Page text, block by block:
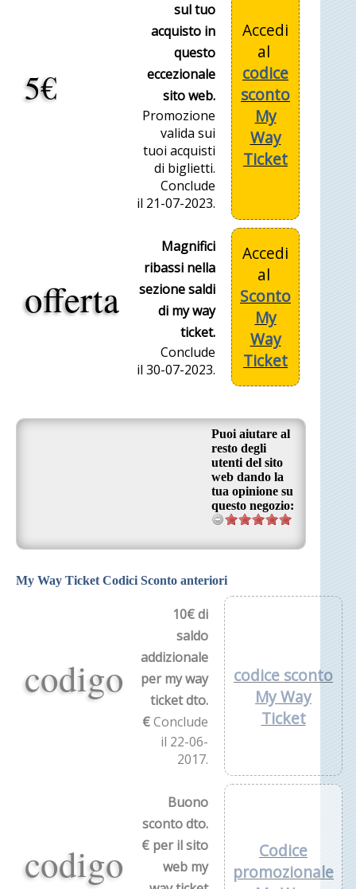
5€
sul tuo
acquisto in
questo
eccezionale
sito web.
Promozione
valida sui
tuoi acquisti
di biglietti.
Conclude
il 21-07-2023.
Accedi
al
codice
sconto
My
Way
Ticket
offerta
Magnifici
ribassi nella
sezione saldi
di my way
ticket.
Conclude
il 30-07-2023.
Accedi
al
Sconto
My
Way
Ticket
Puoi aiutare al
resto degli
utenti del sito
web dando la
tua opinione su
questo negozio:
My Way Ticket Codici Sconto anteriori
codigo
10€ di
saldo
addizionale
per my way
ticket dto.
€Conclude
il 22-06-
2017.
codice sconto
My Way
Ticket
codigo
Buono
sconto dto.
€ per il sito
web my
Codice
promozionale